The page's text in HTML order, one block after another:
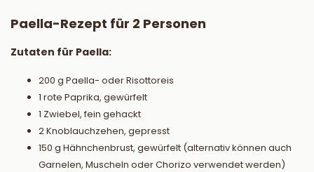
Paella-Rezept für 2 Personen
Zutaten für Paella:
200 g Paella- oder Risottoreis
1 rote Paprika, gewürfelt
1 Zwiebel, fein gehackt
2 Knoblauchzehen, gepresst
150 g Hähnchenbrust, gewürfelt (alternativ können auch
Garnelen, Muscheln oder Chorizo verwendet werden)